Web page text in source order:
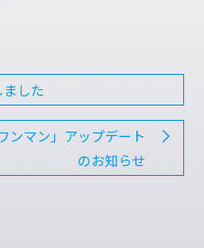
した
ンマン」アップデート
のお知らせ